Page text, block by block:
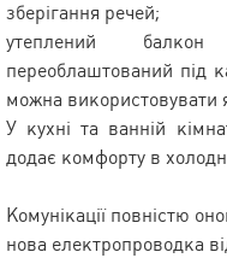
зберігання речей;
утеплений
переоблаштований під
можна використовувати
У кухні та ванній
додає комфорту в
Комунікації повністю
нова електропроводка